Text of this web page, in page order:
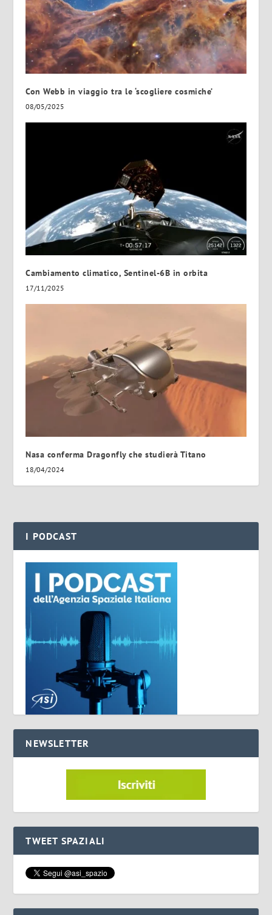
Con Webb in viaggio tra le ‘scogliere cosmiche’
08/05/2025
Cambiamento climatico, Sentinel-6B in orbita
17/11/2025
Nasa conferma Dragonfly che studierà Titano
18/04/2024
I PODCAST
NEWSLETTER
TWEET SPAZIALI